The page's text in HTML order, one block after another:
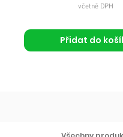
včetně DPH
Přidat do